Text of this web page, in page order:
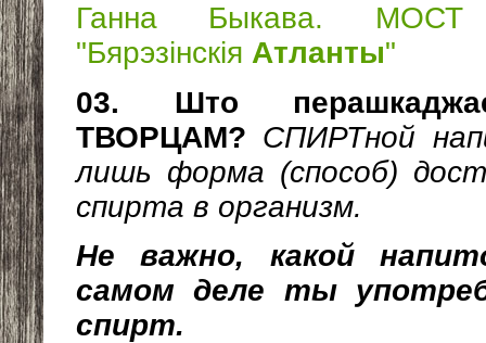
Ганна Быкава.
"Бярэзінскія Атланты"
03. Што
ТВОРЦАМ? СПИРТной
лишь форма (способ)
спирта в организм.
Не важно, какой
самом деле ты
спирт.